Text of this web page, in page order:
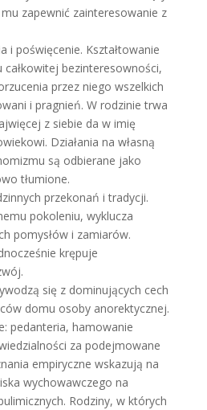
zapewnić zainteresowanie z
i poświęcenie. Kształtowanie
całkowitej bezinteresowności,
przez niego wszelkich
i pragnień. W rodzinie trwa
z siebie da w imię
Działania na własną
są odbierane jako
tłumione.
przekonań i tradycji.
pokoleniu, wyklucza
pomysłów i zamiarów.
krępuje
się z dominujących cech
domu osoby anorektycznej.
pedanteria, hamowanie
za podejmowane
empiryczne wskazują na
wychowawczego na
Rodziny, w których